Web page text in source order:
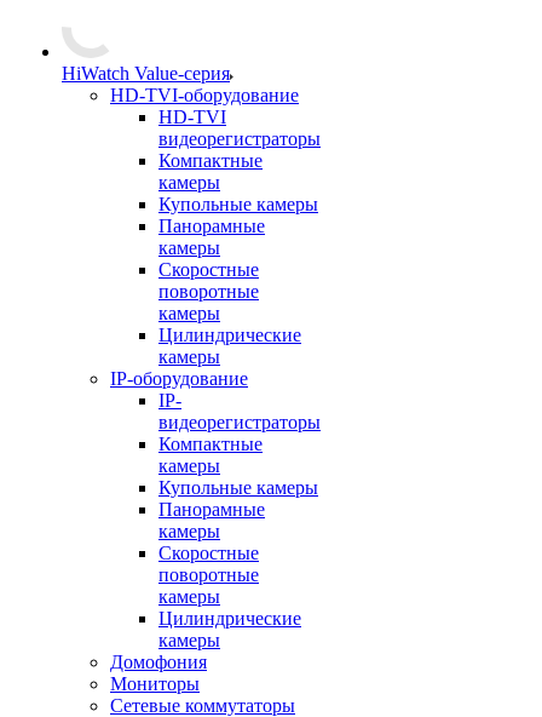
HiWatch Value-серия
HD-TVI-оборудование
HD-TVI
видеорегистраторы
Компактные
камеры
Купольные камеры
Панорамные
камеры
Скоростные
поворотные
камеры
Цилиндрические
камеры
IP-оборудование
IP-
видеорегистраторы
Компактные
камеры
Купольные камеры
Панорамные
камеры
Скоростные
поворотные
камеры
Цилиндрические
камеры
Домофония
Мониторы
Сетевые коммутаторы